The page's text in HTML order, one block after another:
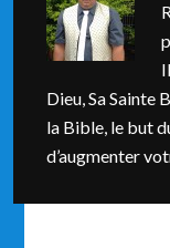
Dieu, Sa Sainte
la Bible, le but
d’augmenter